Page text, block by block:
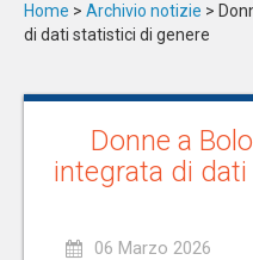
Home > Archivio notizie >
di dati statistici di genere
Donne a
integrata di
06 Marzo 2026